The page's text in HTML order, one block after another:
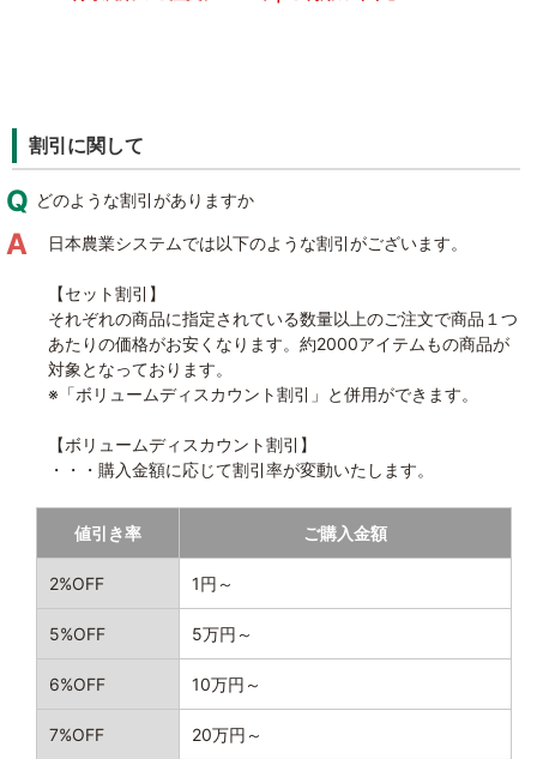
割引に関して
どのような割引がありますか
日本農業システムでは以下のような割引がございます。
【セット割引】
それぞれの商品に指定されている数量以上のご注文で商品１つ
あたりの価格がお安くなります。約2000アイテムもの商品が
対象となっております。
※「ボリュームディスカウント割引」と併用ができます。
【ボリュームディスカウント割引】
・・・購入金額に応じて割引率が変動いたします。
値引き率 ご購入金額
2%OFF 1円～
5%OFF 5万円～
6%OFF 10万円～
7%OFF 20万円～